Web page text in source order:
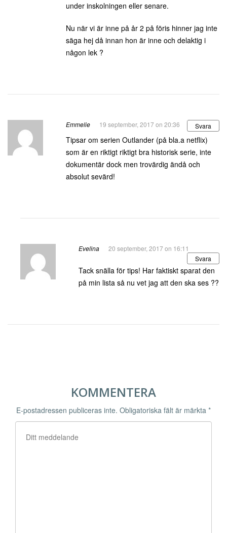
under inskolningen eller senare.
Nu när vi är inne på år 2 på föris hinner jag inte
säga hej då innan hon är inne och delaktig i
någon lek ?
Emmelie 19 september, 2017 on 20:36 Svara
Tipsar om serien Outlander (på bla.a netflix)
som är en riktigt riktigt bra historisk serie, inte
dokumentär dock men trovärdig ändå och
absolut sevärd!
Evelina
20 september, 2017 on 16:11
Svara
Tack snälla för tips! Har faktiskt sparat den
på min lista så nu vet jag att den ska ses ??
KOMMENTERA
E-postadressen publiceras inte. Obligatoriska fält är märkta *